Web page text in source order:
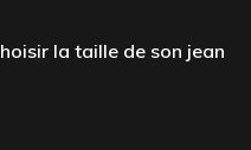
la taille de son jean